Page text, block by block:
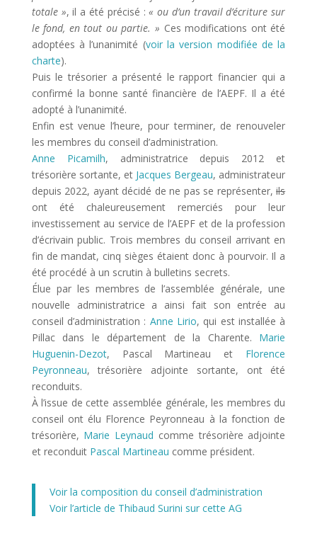
totale », il a été précisé :« ou d’un travail d’écriture sur
le fond, en tout ou partie. » Ces modifications ont été
adoptées à l’unanimité (voir la version modifiée de la
charte).
Puis le trésorier a présenté le rapport financier qui a
confirmé la bonne santé financière de l’AEPF. Il a été
adopté à l’unanimité.
Enfin est venue l’heure, pour terminer, de renouveler
les membres du conseil d’administration.
Anne Picamilh, administratrice depuis 2012 et
trésorière sortante, et Jacques Bergeau, administrateur
depuis 2022, ayant décidé de ne pas se représenter,ils
ont été chaleureusement remerciés pour leur
investissement au service de l’AEPF et de la profession
d’écrivain public. Trois membres du conseil arrivant en
fin de mandat, cinq sièges étaient donc à pourvoir. Il a
été procédé à un scrutin à bulletins secrets.
Élue par les membres de l’assemblée générale, une
nouvelle administratrice a ainsi fait son entrée au
conseil d’administration : Anne Lirio, qui est installée à
Pillac dans le département de la Charente. Marie
Huguenin-Dezot, Pascal Martineau et Florence
Peyronneau, trésorière adjointe sortante, ont été
reconduits.
À l’issue de cette assemblée générale, les membres du
conseil ont élu Florence Peyronneau à la fonction de
trésorière, Marie Leynaud comme trésorière adjointe
et reconduit Pascal Martineau comme président.
Voir la composition du conseil d’administration
Voir l’article de Thibaud Surini sur cette AG